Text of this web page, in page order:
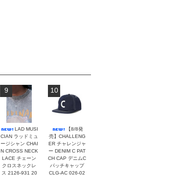
9
LAD MUSI
CIAN ラッドミュ
ージシャン CHAI
N CROSS NECK
LACE チェーン
クロスネックレ
ス 2126-931 20
10
【8/8発
売】CHALLENG
ER チャレンジャ
ー DENIM C PAT
CH CAP デニムC
パッチキャップ
CLG-AC 026-02